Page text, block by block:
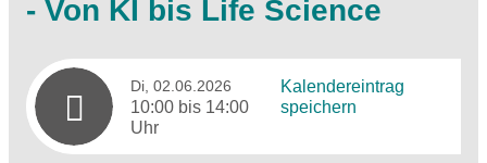
- Von KI bis Life Science
Di, 02.06.2026
10:00 bis 14:00
Uhr
Kalendereintrag
speichern